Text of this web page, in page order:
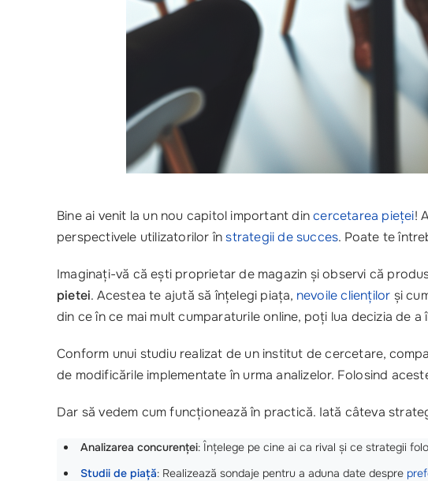
Bine ai venit la un nou capitol important dincercetarea pieței!
perspectivele utilizatorilor înstrategii de succes. Poate te
Imaginați-vă că ești proprietar de magazin și observi că
pietei. Acestea te ajută să înțelegi piața, nevoile clienților și
din ce în ce mai mult cumparaturile online, poți lua decizia de
Conform unui studiu realizat de un institut de cercetare,
de modificările implementate în urma analizelor. Folosind
Dar să vedem cum funcționează în practică. Iată câteva
Analizarea concurenței: Înțelege pe cine ai ca rival și ce strategii
Studii de piață: Realizează sondaje pentru a aduna date despre